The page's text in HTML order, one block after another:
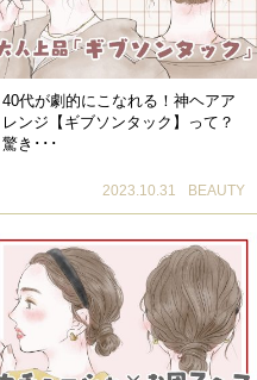
40代が劇的にこなれる！神ヘアア
レンジ【ギブソンタック】って？
驚き･･･
2023.10.31 BEAUTY